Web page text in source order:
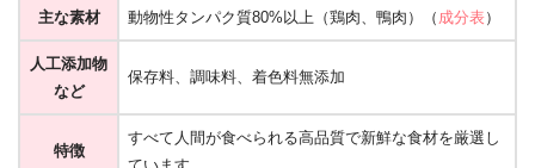
主な素材 動物性タンパク質80%以上（鶏肉、鴨肉）（ 成分表）
人工添加物
など
保存料、調味料、着色料無添加
特徴
すべて人間が食べられる高品質で新鮮な食材を厳選し